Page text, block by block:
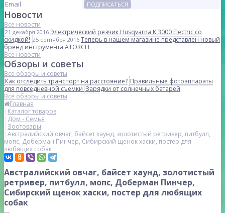
ПОДПИСАТЬСЯ
Новости
Все новости
21 декабря 2016 Электрический резчик Husqvarna K 3000 Electric со
скидкой! 25 сентября 2016 Теперь в нашем магазине представлен новый
бренд инструмента ATORCH
Все новости
Обзоры и советы
Все обзоры и советы
Как отследить транспорт на расстояние? Правильные фотоаппараты
для повседневной съемкиЗарядки от солнечных батарей
Все обзоры и советы
Главная
Каталог товаров
Дом - Семья
Зоотовары
Австралийский овчаг, байсет хаунд, золотистый ретривер, питбулл,
мопс, Доберман Пинчер, Сибирский щенок хаски, постер для
любящих собак
Австралийский овчаг, байсет хаунд, золотистый
ретривер, питбулл, мопс, Доберман Пинчер,
Сибирский щенок хаски, постер для любящих
собак